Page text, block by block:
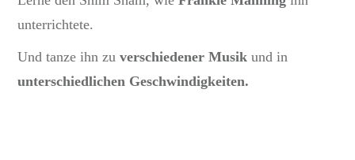
unterrichtete.
Und tanze ihn zu verschiedener Musik und in
unterschiedlichen Geschwindigkeiten.